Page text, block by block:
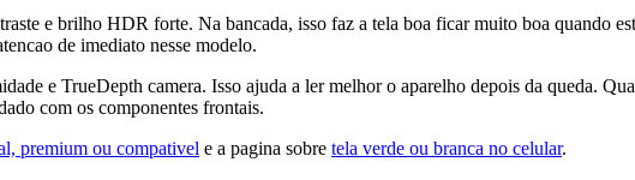
e brilho HDR forte. Na bancada, isso faz a tela boa ficar muito boa quando
de imediato nesse modelo.
e TrueDepth camera. Isso ajuda a ler melhor o aparelho depois da queda.
com os componentes frontais.
premium ou compativel e a pagina sobre tela verde ou branca no celular.